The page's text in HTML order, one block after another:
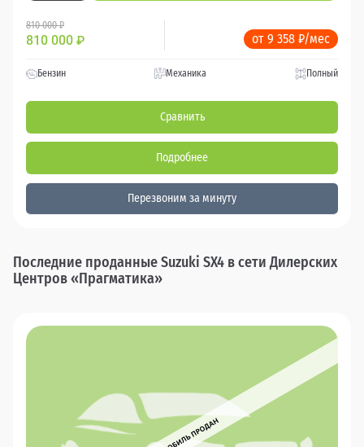
810 000 ₽
810 000 ₽ от 9 358 ₽/мес
Бензин Механика Полный
Сравнить
Подробнее
Перезвоним за минуту
Последние проданные Suzuki SX4 в сети Дилерских
Центров «Прагматика»